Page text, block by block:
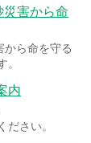
災害から命
から命を守る
内
さい。